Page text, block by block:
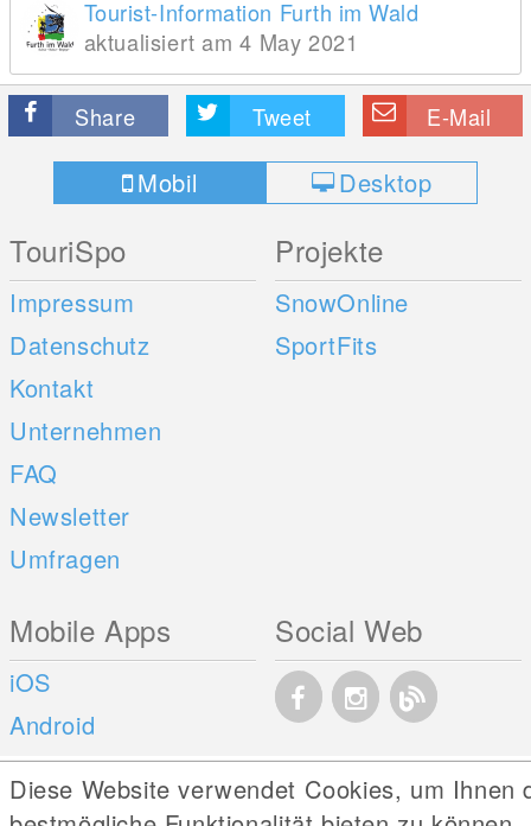
Tourist-Information Furth im Wald
aktualisiert am 4 May 2021
Share Tweet E-Mail
Mobil Desktop
TouriSpo
Impressum
Datenschutz
Kontakt
Unternehmen
FAQ
Newsletter
Umfragen
Projekte
SnowOnline
SportFits
Mobile Apps
iOS
Android
Social Web
Diese Website verwendet Cookies, um Ihnen